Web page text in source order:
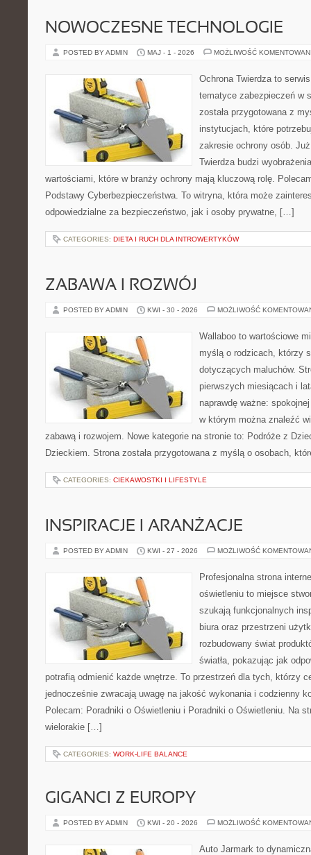
NOWOCZESNE TECHNOLOGIE
POSTED BY ADMIN MAJ - 1 - 2026 MOŻLIWOŚĆ
Ochrona Twierdza to
tematyce zabezpieczeń w
została przygotowana z
instytucjach, które
zakresie ochrony osób.
Twierdza budzi
wartościami, które w branży ochrony mają kluczową rolę.
Podstawy Cyberbezpieczeństwa. To witryna, która może
odpowiedzialne za bezpieczeństwo, jak i osoby prywatne, […]
CATEGORIES: DIETA I RUCH DLA INTROWERTYKÓW
ZABAWA I ROZWÓJ
POSTED BY ADMIN KWI - 30 - 2026 MOŻLIWOŚĆ
Wallaboo to wartościowe
myślą o rodzicach, którzy
dotyczących maluchów.
pierwszych miesiącach i
naprawdę ważne:
w którym można znaleźć
zabawą i rozwojem. Nowe kategorie na stronie to: Podróże z
Dzieckiem. Strona została przygotowana z myślą o osobach,
CATEGORIES: CIEKAWOSTKI I LIFESTYLE
INSPIRACJE I ARANŻACJE
POSTED BY ADMIN KWI - 27 - 2026 MOŻLIWOŚĆ
Profesjonalna strona
oświetleniu to miejsce
szukają funkcjonalnych
biura oraz przestrzeni
rozbudowany świat
światła, pokazując jak
potrafią odmienić każde wnętrze. To przestrzeń dla tych, którzy
jednocześnie zwracają uwagę na jakość wykonania i codzienny
Polecam: Poradniki o Oświetleniu i Poradniki o Oświetleniu. Na
wielorakie […]
CATEGORIES: WORK-LIFE BALANCE
GIGANCI Z EUROPY
POSTED BY ADMIN KWI - 20 - 2026 MOŻLIWOŚĆ
Auto Jarmark to